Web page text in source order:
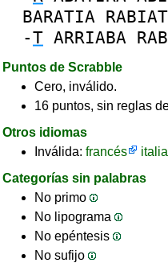
BARATIA
-T ARRIABA
Puntos de Scrabble
Cero, inválido.
16 puntos, sin reglas
Otros idiomas
Inválida: francés
Categorías sin palabras
No primo
No lipograma
No epéntesis
No sufijo